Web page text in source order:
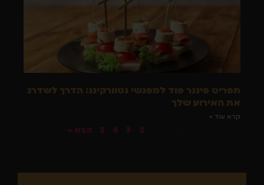
תפריט פינגר פוד למפגשי נטוורקינג: הדרך לשדרג
את האירוע שלך
קרא עוד »
2
3
4
5 הבא »